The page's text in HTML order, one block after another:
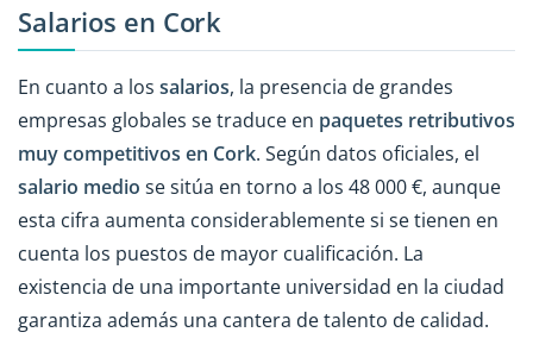
Salarios en Cork
En cuanto a los salarios, la presencia de grandes
empresas globales se traduce en paquetes retributivos
muy competitivos en Cork. Según datos oficiales, el
salario medio se sitúa en torno a los 48 000 €, aunque
esta cifra aumenta considerablemente si se tienen en
cuenta los puestos de mayor cualificación. La
existencia de una importante universidad en la ciudad
garantiza además una cantera de talento de calidad.